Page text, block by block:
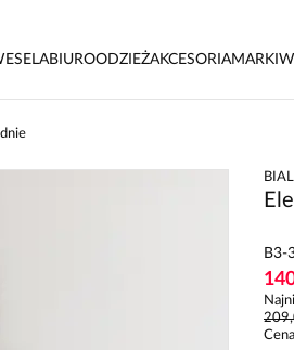
BIUROODZIEŻAKCESORIAMARKI
B3-